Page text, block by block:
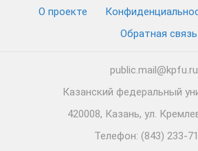
О проекте
Обратная связь
public.mail@kpfu.ru
Казанский федеральный
420008, Казань, ул.
Телефон: (843) 233-